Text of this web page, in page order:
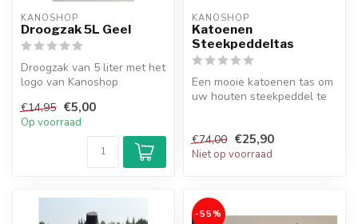
KANOSHOP
Droogzak 5L Geel
Droogzak van 5 liter met het
logo van Kanoshop
€14,95 €5,00
Op voorraad
KANOSHOP
Katoenen
Steekpeddeltas
Een mooie katoenen tas om
uw houten steekpeddel te
€74,00 €25,90
Niet op voorraad
-55%